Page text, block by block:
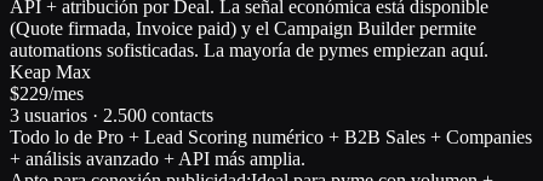
API + atribución por Deal. La señal económica está disponible
(Quote firmada, Invoice paid) y el Campaign Builder permite
automations sofisticadas. La mayoría de pymes empiezan aquí.
Keap Max
$229/mes
3 usuarios · 2.500 contacts
Todo lo de Pro + Lead Scoring numérico + B2B Sales + Companies
+ análisis avanzado + API más amplia.